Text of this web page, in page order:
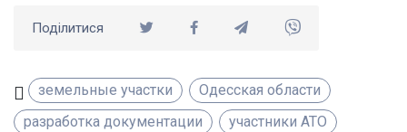
Поділитися
земельные участки
Одесская области
разработка документации
участники АТО